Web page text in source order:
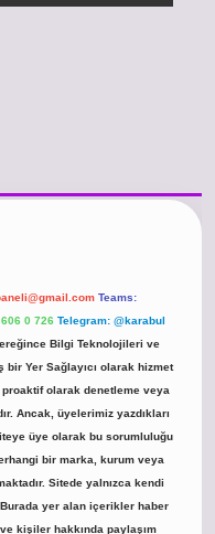
Teams:
0 726 Telegram: @karabul
Bilgi Teknolojileri ve
bir Yer Sağlayıcı olarak hizmet
olarak denetleme veya
Ancak, üyelerimiz yazdıkları
üye olarak bu sorumluluğu
bir marka, kurum veya
Sitede yalnızca kendi
Burada yer alan içerikler haber
kişiler hakkında paylaşım